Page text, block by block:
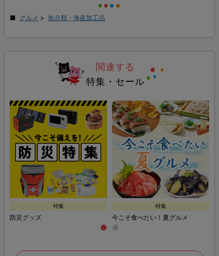
グルメ > 魚介類・海産加工品
関連する
特集・セール
特集
防災グッズ
特集
今こそ食べたい！夏グルメ